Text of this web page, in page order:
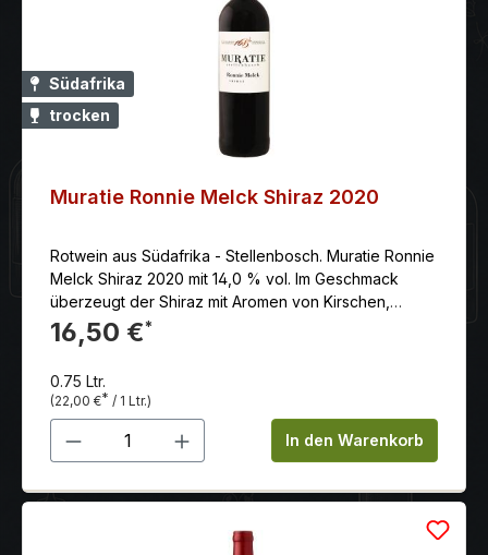
Südafrika
trocken
Muratie Ronnie Melck Shiraz 2020
Rotwein aus Südafrika - Stellenbosch. Muratie Ronnie
Melck Shiraz 2020 mit 14,0 % vol. Im Geschmack
überzeugt der Shiraz mit Aromen von Kirschen,
Himbeeren und Vanille. Seine Tannine sind
außerordentlich gut eingebunden und er besitzt
16,50 €*
0.75 Ltr.
(22,00 €* / 1 Ltr.)
Produkt Anzahl: Gib denIn den Warenkorb